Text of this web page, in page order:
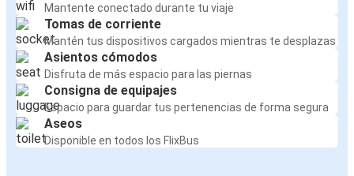
Mantente conectado durante tu viaje
Tomas de corriente
Mantén tus dispositivos cargados mientras te desplazas
Asientos cómodos
Disfruta de más espacio para las piernas
Consigna de equipajes
Espacio para guardar tus pertenencias de forma segura
Aseos
Disponible en todos los FlixBus